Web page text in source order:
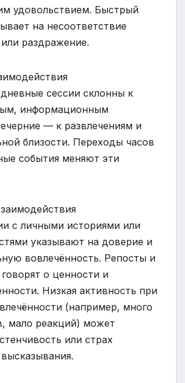
удовольствием. Быстрый
на несоответствие
раздражение.
сессии склонны к
информационным
— к развлечениям и
близости. Переходы часов
события меняют эти
с личными историями или
указывают на доверие и
вовлечённость. Репосты и
о ценности и
Низкая активность при
(например, много
мало реакций) может
или страх